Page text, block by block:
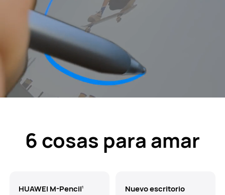
6 cosas para amar
HUAWEI M-Pencil1 Nuevo escritorio